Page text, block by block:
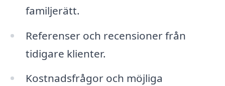
familjerätt.
Referenser och recensioner från
tidigare klienter.
Kostnadsfrågor och möjliga